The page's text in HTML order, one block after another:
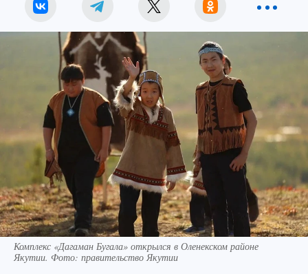
Комплекс «Дагаман Бугала» открылся в Оленекском районе
Якутии. Фото: правительство Якутии